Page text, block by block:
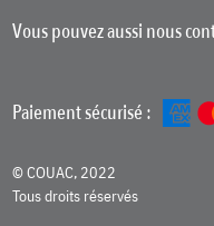
Vous pouvez aussi nous
Paiement sécurisé :
© COUAC, 2022
Tous droits réservés